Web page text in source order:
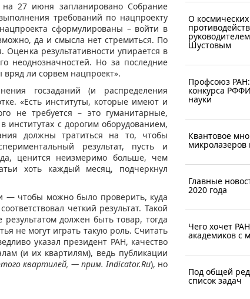
27 июня запланировано Собрание
требований по нацпроекту
сформулированы – войти в
да и смысла нет стремиться. По
результативности упирается в
неоднозначностей. Но за последние
ли сорвем нацпроект».
госзаданий (и распределения
«Есть институты, которые имеют и
не требуется – это гуманитарные,
с дорогим оборудованием,
должны тратиться на то, чтобы
результат, пусть и
ценится неизмеримо больше, чем
хоть каждый месяц, подчеркнул
— чтобы можно было проверить, куда
четкий результат. Такой
должен быть товар, тогда
не могут играть такую роль. Считать
указал президент РАН, качество
(и их квартилям), ведь публикации
квартилей, — прим. Indicator.Ru), но
О
Шустовым
Профсоюз
конкурса
науки
Квантовое
Главные
2020 года
Чего хочет
академиков с
Под общей
список задач